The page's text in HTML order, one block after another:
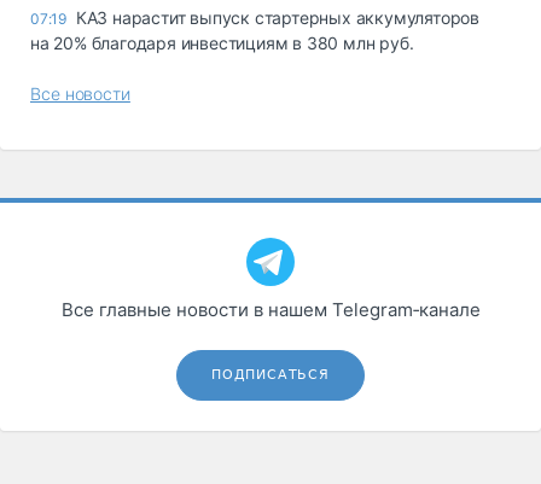
07:19 КАЗ нарастит выпуск стартерных аккумуляторов
на 20% благодаря инвестициям в 380 млн руб.
Все новости
Все главные новости в нашем Telegram‑канале
ПОДПИСАТЬСЯ